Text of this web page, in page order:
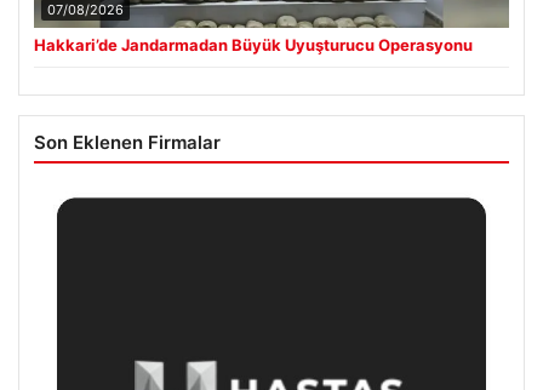
07/08/2026
Hakkari’de Jandarmadan Büyük Uyuşturucu Operasyonu
Son Eklenen Firmalar